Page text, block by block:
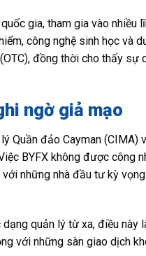
gia, tham gia vào nhiều
công nghệ sinh học và
đồng thời cho thấy sự
ngờ giả mạo
Quần đảo Cayman
BYFX không được công
những nhà đầu tư kỳ
quản lý từ xa, điều
với những sàn giao dịch